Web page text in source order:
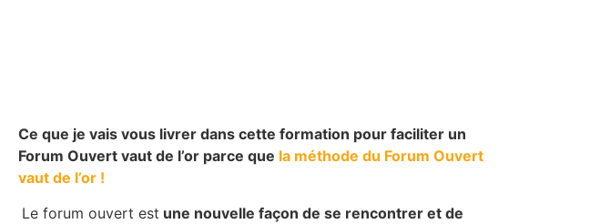
Ce que je vais vous livrer dans cette formation pour faciliter un
Forum Ouvert vaut de l’or parce que la méthode du Forum Ouvert
vaut de l’or !
Le forum ouvert est une nouvelle façon de se rencontrer et de